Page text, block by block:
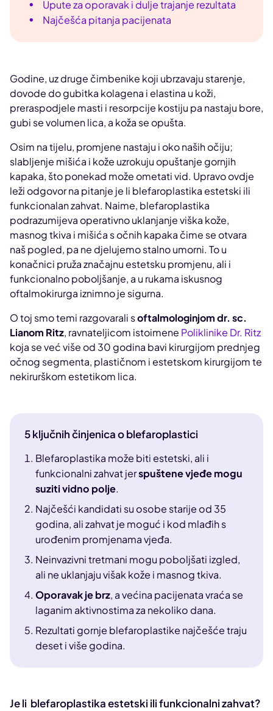
Upute za oporavak i dulje trajanje rezultata
Najčešća pitanja pacijenata
Godine, uz druge čimbenike koji ubrzavaju starenje,
dovode do gubitka kolagena i elastina u koži,
preraspodjele masti i resorpcije kostiju pa nastaju bore,
gubi se volumen lica, a koža se opušta.
Osim na tijelu, promjene nastaju i oko naših očiju;
slabljenje mišića i kože uzrokuju opuštanje gornjih
kapaka, što ponekad može ometati vid. Upravo ovdje
leži odgovor na pitanje je li blefaroplastika estetski ili
funkcionalan zahvat. Naime, blefaroplastika
podrazumijeva operativno uklanjanje viška kože,
masnog tkiva i mišića s očnih kapaka čime se otvara
naš pogled, pa ne djelujemo stalno umorni. To u
konačnici pruža značajnu estetsku promjenu, ali i
funkcionalno poboljšanje, a u rukama iskusnog
oftalmokirurga iznimno je sigurna.
O toj smo temi razgovarali softalmologinjom dr. sc.
Lianom Ritz, ravnateljicom istoimene Poliklinike Dr. Ritz
koja se već više od 30 godina bavi kirurgijom prednjeg
očnog segmenta, plastičnom i estetskom kirurgijom te
nekirurškom estetikom lica.
5 ključnih činjenica o blefaroplastici
Blefaroplastika može biti estetski, ali i
funkcionalni zahvat jerspuštene vjeđe mogu
suziti vidno polje.
Najčešći kandidati su osobe starije od 35
godina, ali zahvat je moguć i kod mlađih s
urođenim promjenama vjeđa.
Neinvazivni tretmani mogu poboljšati izgled,
ali ne uklanjaju višak kože i masnog tkiva.
Oporavak je brz, a većina pacijenata vraća se
laganim aktivnostima za nekoliko dana.
Rezultati gornje blefaroplastike najčešće traju
deset i više godina.
Je li blefaroplastika estetski ili funkcionalni zahvat?